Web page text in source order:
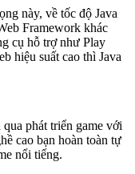
này, về tốc độ Java
Framework khác
cụ hỗ trợ như Play
hiệu suất cao thì Java
phát triển game với
cao bạn hoàn toàn tự
nổi tiếng.